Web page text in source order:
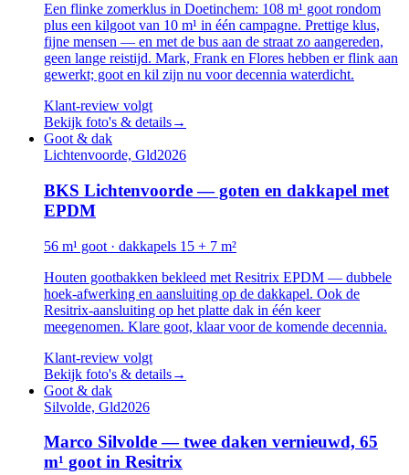
Een flinke zomerklus in Doetinchem: 108 m¹ goot rondom
plus een kilgoot van 10 m¹ in één campagne. Prettige klus,
fijne mensen — en met de bus aan de straat zo aangereden,
geen lange reistijd. Mark, Frank en Flores hebben er flink aan
gewerkt; goot en kil zijn nu voor decennia waterdicht.
Klant-review volgt
Bekijk foto's & details→
Goot & dak
Lichtenvoorde, Gld2026
BKS Lichtenvoorde — goten en dakkapel met
EPDM
56 m¹ goot · dakkapels 15 + 7 m²
Houten gootbakken bekleed met Resitrix EPDM — dubbele
hoek-afwerking en aansluiting op de dakkapel. Ook de
Resitrix-aansluiting op het platte dak in één keer
meegenomen. Klare goot, klaar voor de komende decennia.
Klant-review volgt
Bekijk foto's & details→
Goot & dak
Silvolde, Gld2026
Marco Silvolde — twee daken vernieuwd, 65
m¹ goot in Resitrix